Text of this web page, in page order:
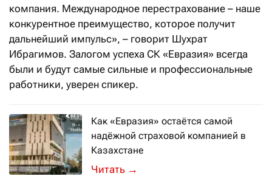
компания. Международное перестрахование – наше
конкурентное преимущество, которое получит
дальнейший импульс», – говорит Шухрат
Ибрагимов. Залогом успеха СК «Евразия» всегда
были и будут самые сильные и профессиональные
работники, уверен спикер.
Как «Евразия» остаётся самой
надёжной страховой компанией в
Казахстане
AM Best подтвердило рейтинг
→